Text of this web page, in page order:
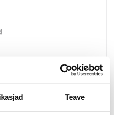
Teave
Lisaks disainile
funktsionaalsus. Kas
või
praktilisemat